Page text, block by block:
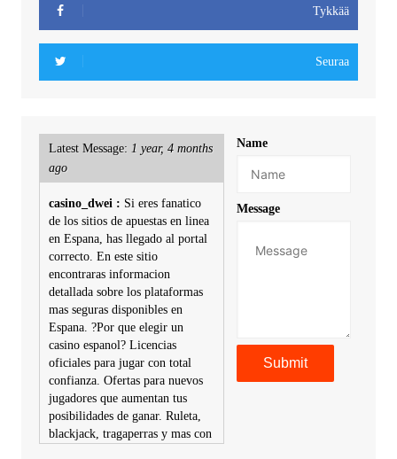
Tykkää
Seuraa
Latest Message: 1 year, 4 months
ago
casino_dwei : Si eres fanatico
de los sitios de apuestas en linea
en Espana, has llegado al portal
correcto. En este sitio
encontraras informacion
detallada sobre los plataformas
mas seguras disponibles en
Espana. ?Por que elegir un
casino espanol? Licencias
oficiales para jugar con total
confianza. Ofertas para nuevos
jugadores que aumentan tus
posibilidades de ganar. Ruleta,
blackjack, tragaperras y mas con
Name
Message